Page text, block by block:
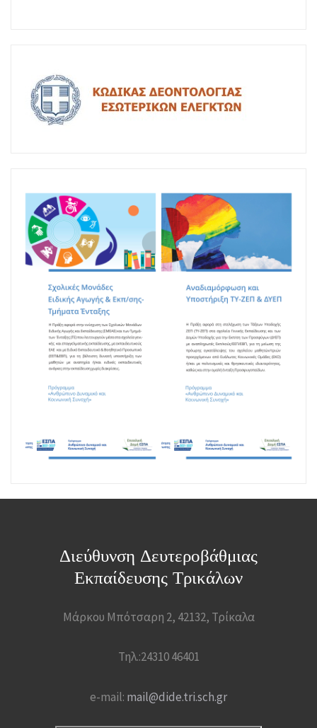
Διεύθυνση Δευτεροβάθμιας
Εκπαίδευσης Τρικάλων
Μάρκου Μπότσαρη 2, 42132, Τρίκαλα
Τηλ.:24310 46401
e-mail: mail@dide.tri.sch.gr